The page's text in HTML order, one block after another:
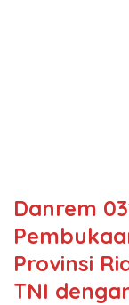
Danrem
Provinsi
TNI